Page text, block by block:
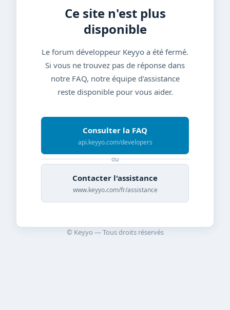
Ce site n'est plus
disponible
Le forum développeur Keyyo a été fermé.
Si vous ne trouvez pas de réponse dans
notre FAQ, notre équipe d'assistance
reste disponible pour vous aider.
Consulter la FAQ
api.keyyo.com/developers
ou
Contacter l'assistance
www.keyyo.com/fr/assistance
© Keyyo — Tous droits réservés